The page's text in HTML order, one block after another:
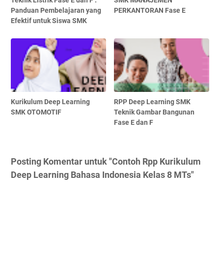
Panduan Pembelajaran yang
Efektif untuk Siswa SMK
PERKANTORAN Fase E
Kurikulum Deep Learning
SMK OTOMOTIF
RPP Deep Learning SMK
Teknik Gambar Bangunan
Fase E dan F
Posting Komentar untuk "Contoh Rpp Kurikulum
Deep Learning Bahasa Indonesia Kelas 8 MTs"